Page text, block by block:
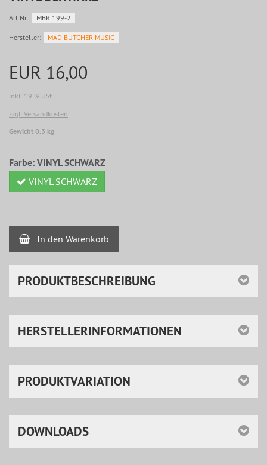
Art.Nr.: MBR 199-2
Hersteller: MAD BUTCHER MUSIC
EUR 16,00
inkl. 19 % USt
zzgl. Versandkosten
Gewicht 0,3 kg
Farbe:VINYL SCHWARZ
VINYL SCHWARZ
In den Warenkorb
PRODUKTBESCHREIBUNG
HERSTELLERINFORMATIONEN
PRODUKTVARIATION
DOWNLOADS